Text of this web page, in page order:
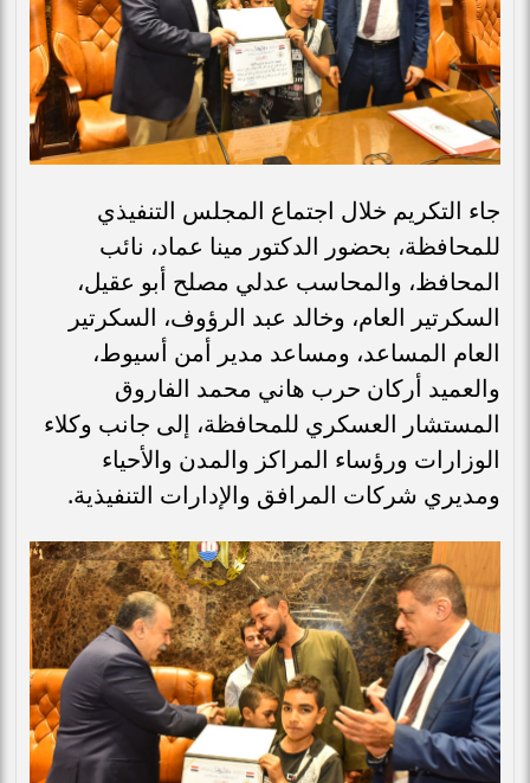
جاء التكريم خلال اجتماع المجلس التنفيذي
للمحافظة، بحضور الدكتور مينا عماد، نائب
المحافظ، والمحاسب عدلي مصلح أبو عقيل،
السكرتير العام، وخالد عبد الرؤوف، السكرتير
العام المساعد، ومساعد مدير أمن أسيوط،
والعميد أركان حرب هاني محمد الفاروق
المستشار العسكري للمحافظة، إلى جانب وكلاء
الوزارات ورؤساء المراكز والمدن والأحياء
ومديري شركات المرافق والإدارات التنفيذية.